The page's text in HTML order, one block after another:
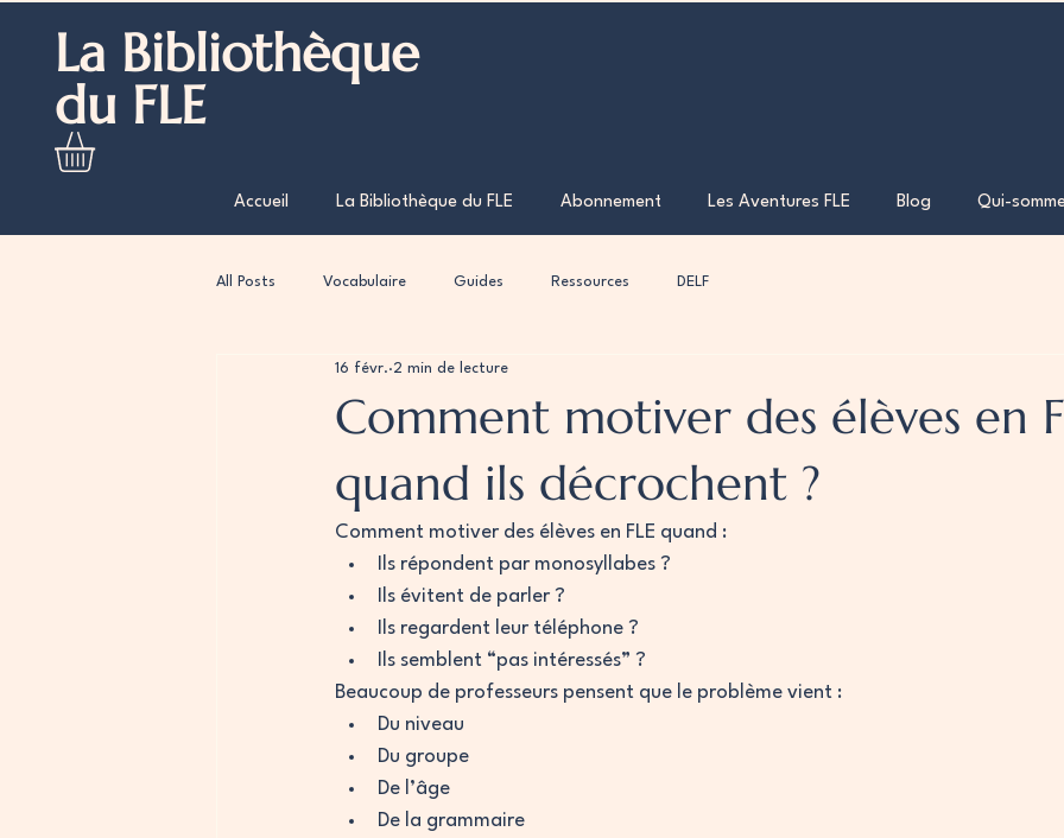
La Bibliothèque
du FLE
Accueil La Bibliothèque du FLE Abonnement Les Aventures FLE Blog Qui-
All Posts Vocabulaire Guides Ressources DELF
Comment motiver des élèves en
quand ils décrochent ?
16 févr. 2 min de lecture
Comment motiver des élèves en FLE quand :
Ils répondent par monosyllabes ?
Ils évitent de parler ?
Ils regardent leur téléphone ?
Ils semblent “pas intéressés” ?
Beaucoup de professeurs pensent que le problème vient :
Du niveau
Du groupe
De l’âge
De la grammaire